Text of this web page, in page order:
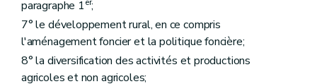
Titre VII Dispositions communes aux produits végétaux et animaux
Chapitre Ier
Les systèmes de qualité européens
Art. D171
Art. D172
Art. D173
Art. D174
paragraphe 1 ;
7° le développement rural, en ce compris
l'aménagement foncier et la politique foncière;
8° la diversification des activités et productions
agricoles et non agricoles;